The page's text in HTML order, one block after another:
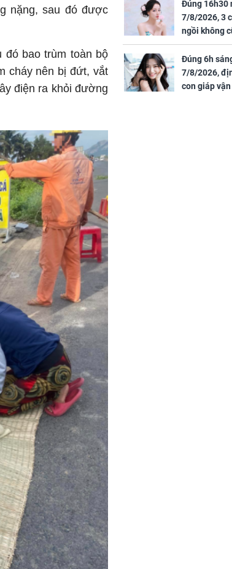
nặng, sau đó được
đó bao trùm toàn bộ
cháy nên bị đứt, vắt
điện ra khỏi đường
không đồng hành cùng
Châu Tinh Trì, Địch Lệ
Nhiệt Ba quảng bá
Đúng 16h30
7/8/2026, 3
ngồi không
đầu, vừa
tiền vàng
Đúng 6h
7/8/2026,
con giáp